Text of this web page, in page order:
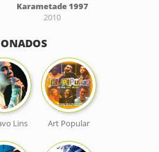
Karametade 1997
2010
Lins Art Popular